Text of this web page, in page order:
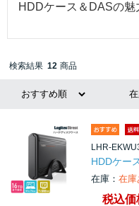
HDDケース＆DASの魅
検索結果 12 商品
LHR-
HDDケー
在庫： 在庫
税込価